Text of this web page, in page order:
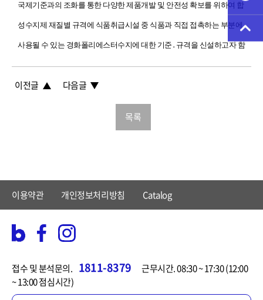
국제기준과의 조화를 통한 다양한 제품개발 및 안전성 확보를 위하여 합
성수지제 재질별 규격에 식품취급시설 중 식품과 직접 접촉하는 부분에
사용될 수 있는 경화폴리에스터수지에 대한 기준․규격을 신설하고자 함
이전글 다음글
목록
이용약관 개인정보처리방침 Catalog
접수 및 분석문의. 1811-8379
근무시간. 08:30 ~ 17:30 (12:00
~ 13:00 점심시간)